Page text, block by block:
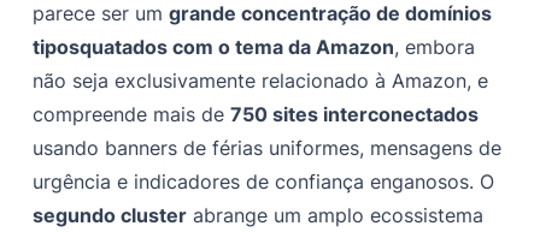
Objetivos do ator de ameaças (TTPs e Modus
Operandi)
Aproveitando a plataforma CloudSEK
Impacto
parece ser umgrande concentração de domínios
tiposquatados com o tema da Amazon, embora
não seja exclusivamente relacionado à Amazon, e
compreende mais de750 sites interconectados
usando banners de férias uniformes, mensagens de
urgência e indicadores de confiança enganosos. O
segundo cluster abrange um amplo ecossistema